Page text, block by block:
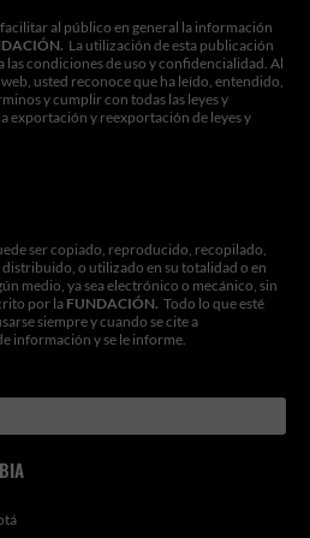
al público en general la información
La utilización de esta publicación
las condiciones de uso y confidencialidad. Al
usted reconoce que ha leído, entendido,
y cumplir con todas las leyes y
exportación y reexportación de leyes y
ser copiado, reproducido, recopilado,
o utilizado en su totalidad o en
medio, ya sea electrónico o mecánico, sin
por la FUNDACIÓN. Todo lo que esté
siempre y cuando se cite a
información y se le informe.